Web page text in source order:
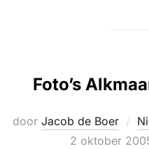
Foto’s
door Jacob de Boer
Geplaatst
2 oktober